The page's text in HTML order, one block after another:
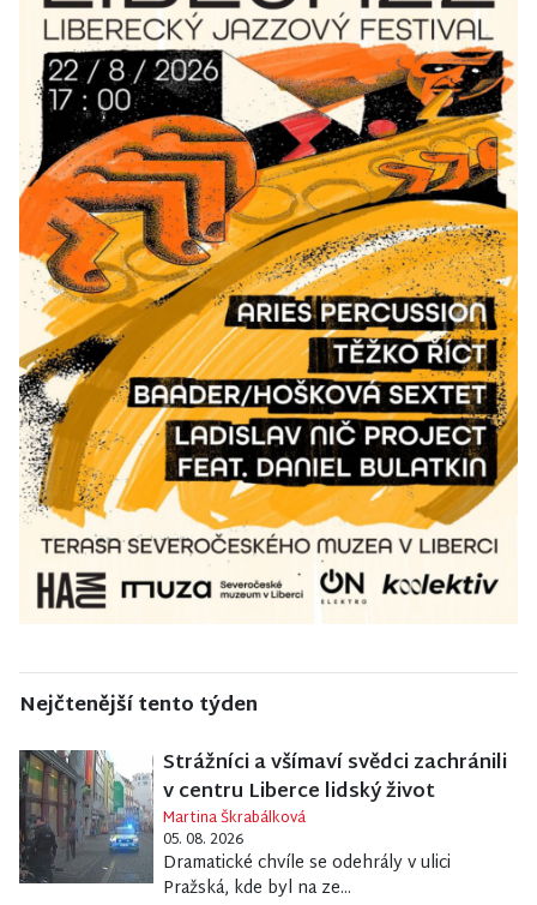
Nejčtenější tento týden
Strážníci a všímaví svědci zachránili
v centru Liberce lidský život
Martina Škrabálková
05. 08. 2026
Dramatické chvíle se odehrály v ulici
Pražská, kde byl na ze...